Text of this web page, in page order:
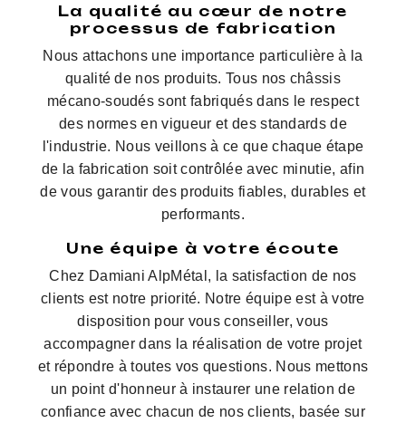
La qualité au cœur de notre
processus de fabrication
Nous attachons une importance particulière à la
qualité de nos produits. Tous nos châssis
mécano-soudés sont fabriqués dans le respect
des normes en vigueur et des standards de
l'industrie. Nous veillons à ce que chaque étape
de la fabrication soit contrôlée avec minutie, afin
de vous garantir des produits fiables, durables et
performants.
Une équipe à votre écoute
Chez Damiani AlpMétal, la satisfaction de nos
clients est notre priorité. Notre équipe est à votre
disposition pour vous conseiller, vous
accompagner dans la réalisation de votre projet
et répondre à toutes vos questions. Nous mettons
un point d'honneur à instaurer une relation de
confiance avec chacun de nos clients, basée sur